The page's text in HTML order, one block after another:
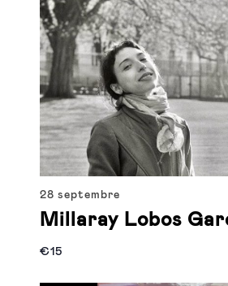
28 septembre
Millaray Lobos
€15